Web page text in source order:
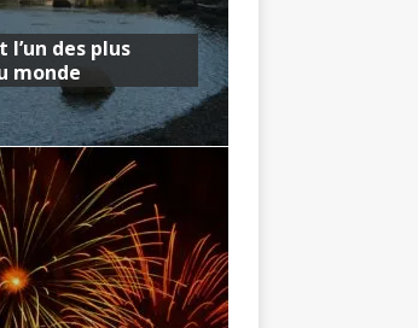
l’un des plus
monde